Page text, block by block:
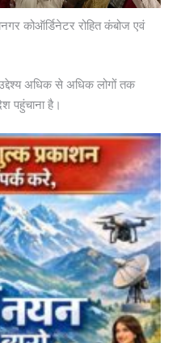
कोऑर्डिनेटर रोहित कंबोज एवं
अधिक से अधिक लोगों तक
पहुंचाना है।